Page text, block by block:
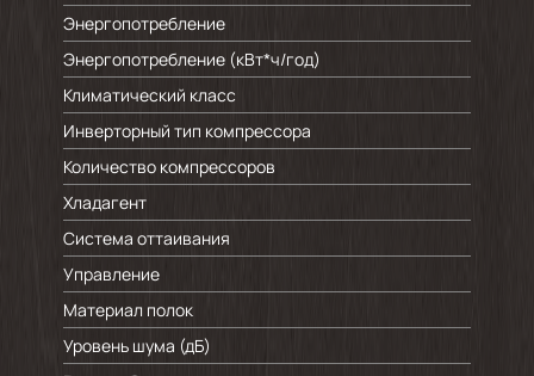
Энергопотребление
Энергопотребление (кВт*ч/год)
Климатический класс
Инверторный тип компрессора
Количество компрессоров
Хладагент
Система оттаивания
Управление
Материал полок
Уровень шума (дБ)